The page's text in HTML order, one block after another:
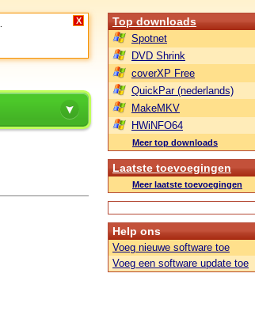
X Top downloads
Spotnet
DVD Shrink
coverXP Free
QuickPar (nederlands)
MakeMKV
HWiNFO64
Meer top downloads
Laatste toevoegingen
Meer laatste toevoegingen
Help ons
Voeg nieuwe software toe
Voeg een software update toe